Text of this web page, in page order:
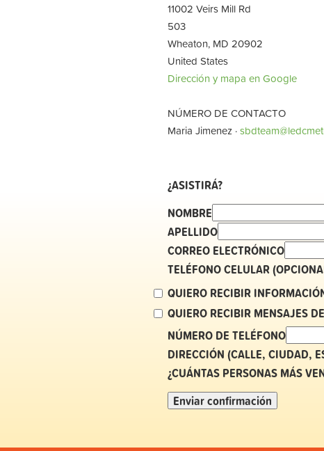
11002 Veirs Mill Rd
503
Wheaton, MD 20902
United States
Dirección y mapa en Google
NÚMERO DE CONTACTO
Maria Jimenez ·
¿ASISTIRÁ?
NOMBRE
APELLIDO
CORREO ELECTRÓNICO
TELÉFONO CELULAR
QUIERO RECIBIR
QUIERO RECIBIR MENSAJES
NÚMERO DE TELÉFONO
DIRECCIÓN (CALLE, CIUDAD,
¿CUÁNTAS PERSONAS MÁS